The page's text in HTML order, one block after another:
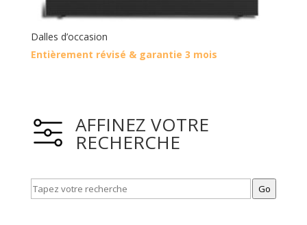
Dalles d’occasion
Entièrement révisé & garantie 3 mois
AFFINEZ VOTRE
RECHERCHE
Go